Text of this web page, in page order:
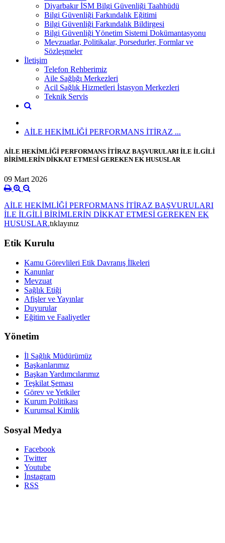
Diyarbakır İSM Bilgi Güvenliği Taahhüdü
Bilgi Güvenliği Farkındalık Eğitimi
Bilgi Güvenliği Farkındalık Bildirgesi
Bilgi Güvenliği Yönetim Sistemi Dokümantasyonu
Mevzuatlar, Politikalar, Porsedurler, Formlar ve
Sözleşmeler
İletişim
Telefon Rehberimiz
Aile Sağlığı Merkezleri
Acil Sağlık Hizmetleri İstasyon Merkezleri
Teknik Servis
AİLE HEKİMLİĞİ PERFORMANS İTİRAZ ...
AİLE HEKİMLİĞİ PERFORMANS İTİRAZ BAŞVURULARI İLE İLGİLİ
BİRİMLERİN DİKKAT ETMESİ GEREKEN EK HUSUSLAR
09 Mart 2026
AİLE HEKİMLİĞİ PERFORMANS İTİRAZ BAŞVURULARI
İLE İLGİLİ BİRİMLERİN DİKKAT ETMESİ GEREKEN EK
HUSUSLAR.tıklayınız
Etik Kurulu
Kamu Görevlileri Etik Davranış İlkeleri
Kanunlar
Mevzuat
Sağlık Etiği
Afişler ve Yayınlar
Duyurular
Eğitim ve Faaliyetler
Yönetim
İl Sağlık Müdürümüz
Başkanlarımız
Başkan Yardımcılarımız
Teşkilat Şeması
Görev ve Yetkiler
Kurum Politikası
Kurumsal Kimlik
Sosyal Medya
Facebook
Twitter
Youtube
İnstagram
RSS